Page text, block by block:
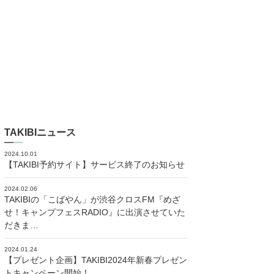
TAKIBIニュース
2024.10.01
【TAKIBI予約サイト】サービス終了のお知らせ
2024.02.06
TAKIBIの「こばやん」が渋谷クロスFM『めざ
せ！キャンプフェスRADIO』に出演させていた
だきま…
2024.01.24
【プレゼント企画】TAKIBI2024年新春プレゼン